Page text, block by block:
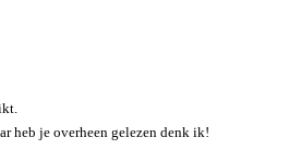
heb je overheen gelezen denk ik!